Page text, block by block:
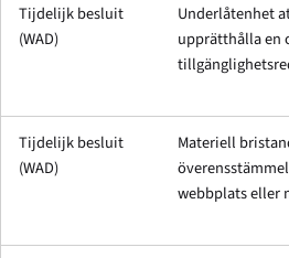
Tijdelijk besluit
(WAD)
Underlåtenhet
upprätthålla en
Tijdelijk besluit
(WAD)
Materiell
webbplats eller